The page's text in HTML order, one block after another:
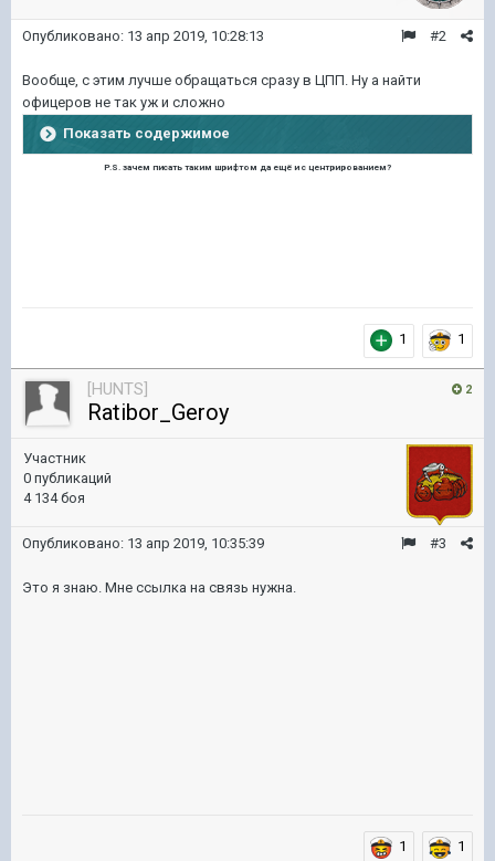
#2
Опубликовано: 13 апр 2019, 10:28:13
Вообще, с этим лучше обращаться сразу в ЦПП. Ну а найти
офицеров не так уж и сложно
Показать содержимое
P.S. зачем писать таким шрифтом да ещё и с центрированием?
1 1
2
[HUNTS]
Ratibor_Geroy
Участник
0 публикаций
4 134 боя
#3
Опубликовано: 13 апр 2019, 10:35:39
Это я знаю. Мне ссылка на связь нужна.
1 1